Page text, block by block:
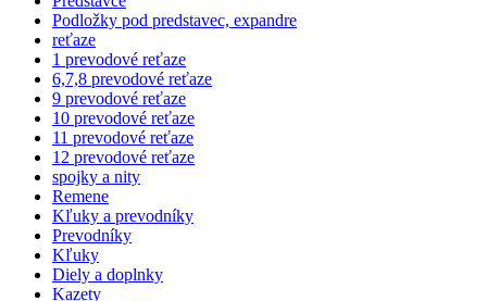
Podložky pod predstavec, expandre
reťaze
1 prevodové reťaze
6,7,8 prevodové reťaze
9 prevodové reťaze
10 prevodové reťaze
11 prevodové reťaze
12 prevodové reťaze
spojky a nity
Remene
Kľuky a prevodníky
Prevodníky
Kľuky
Diely a doplnky
Kazety